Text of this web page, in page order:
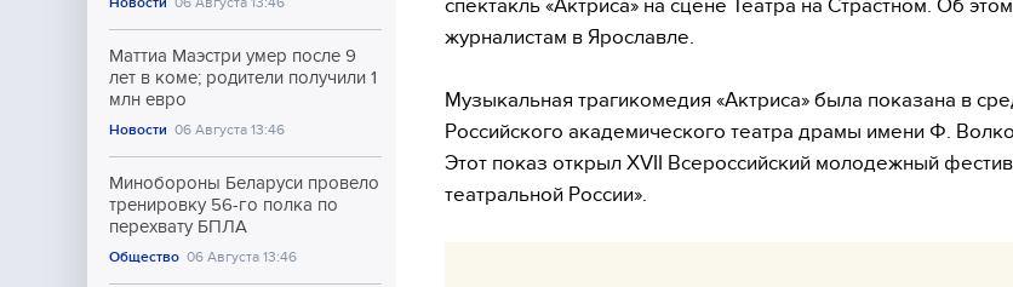
Маттиа Маэстри умер после 9
лет в коме; родители получили 1
млн евро
Новости 06 Августа 13:46
Минобороны Беларуси провело
тренировку 56-го полка по
перехвату БПЛА
Общество 06 Августа 13:46
спектакль «Актриса» на сцене Театра на Страстном. Об
журналистам в Ярославле.
Музыкальная трагикомедия «Актриса» была показана в
Российского академического театра драмы имени Ф.
Этот показ открыл XVII Всероссийский молодежный
театральной России».